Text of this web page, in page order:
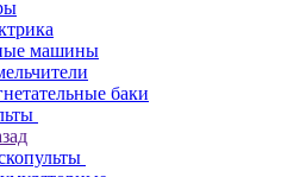
машины
баки